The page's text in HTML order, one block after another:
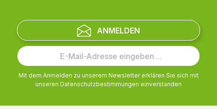
ANMELDEN
Mit dem Anmelden zu unserem Newsletter erklären Sie sich mit
unseren Datenschutzbestimmungen einverstanden